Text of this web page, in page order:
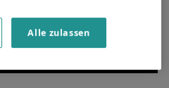
Alle zulassen